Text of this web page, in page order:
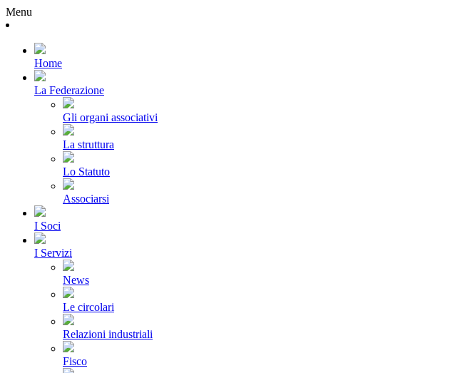
Menu
Home
La Federazione
Gli organi associativi
La struttura
Lo Statuto
Associarsi
I Soci
I Servizi
News
Le circolari
Relazioni industriali
Fisco